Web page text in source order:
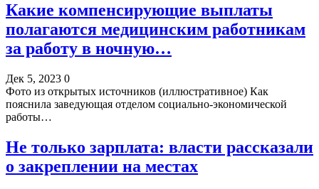
Какие компенсирующие выплаты
полагаются медицинским работникам
за работу в ночную…
Дек 5, 2023 0
Фото из открытых источников (иллюстративное) Как
пояснила заведующая отделом социально-экономической
работы…
Не только зарплата: власти рассказали
о закреплении на местах